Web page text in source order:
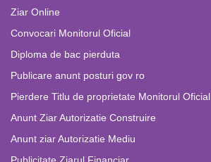
Ziar Online
Convocari Monitorul Oficial
Diploma de bac pierduta
Publicare anunt posturi gov ro
Pierdere Titlu de proprietate Monitorul Oficial
Anunt Ziar Autorizatie Construire
Anunt ziar Autorizatie Mediu